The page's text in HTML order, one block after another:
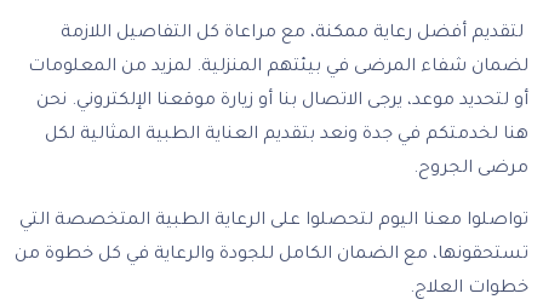
لتقديم أفضل رعاية ممكنة، مع مراعاة كل التفاصيل اللازمة
لضمان شفاء المرضى في بيئتهم المنزلية. لمزيد من المعلومات
أو لتحديد موعد، يرجى الاتصال بنا أو زيارة موقعنا الإلكتروني. نحن
هنا لخدمتكم في جدة ونعد بتقديم العناية الطبية المثالية لكل
مرضى الجروح.
تواصلوا معنا اليوم لتحصلوا على الرعاية الطبية المتخصصة التي
تستحقونها، مع الضمان الكامل للجودة والرعاية في كل خطوة من
خطوات العلاج.